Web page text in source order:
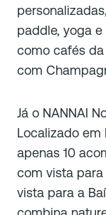
paddle, yoga
como cafés
com
Já o NANNAI
Localizado em
apenas 10
com vista
vista para a